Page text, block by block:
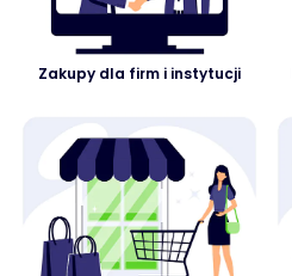
Zakupy dla firm i instytucji